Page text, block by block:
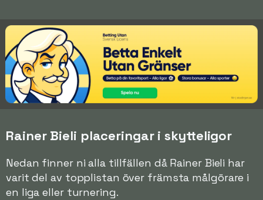
Rainer Bieli placeringar i skytteligor
Nedan finner ni alla tillfällen då Rainer Bieli har
varit del av topplistan över främsta målgörare i
en liga eller turnering.